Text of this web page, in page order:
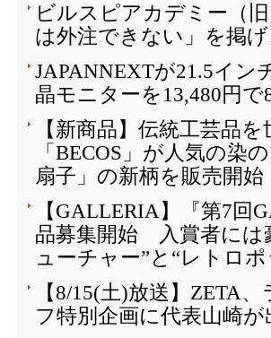
ビルスピアカデミー（
は外注できない」を掲
JAPANNEXTが21.5イン
晶モニターを13,480円
【新商品】伝統工芸品
「BECOS」が人気の染
扇子」の新柄を販売開始
【GALLERIA】『第7
品募集開始 入賞者に
ューチャー”と“レトロポ
【8/15(土)放送】ZETA
フ特別企画に代表山崎が